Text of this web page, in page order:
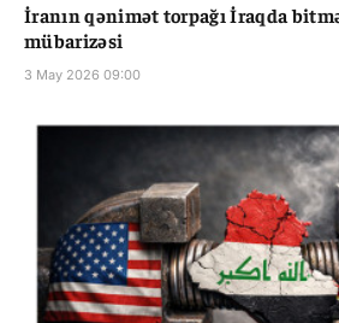
İranın qənimət torpağı İraqda
mübarizəsi
3 May 2026 09:00